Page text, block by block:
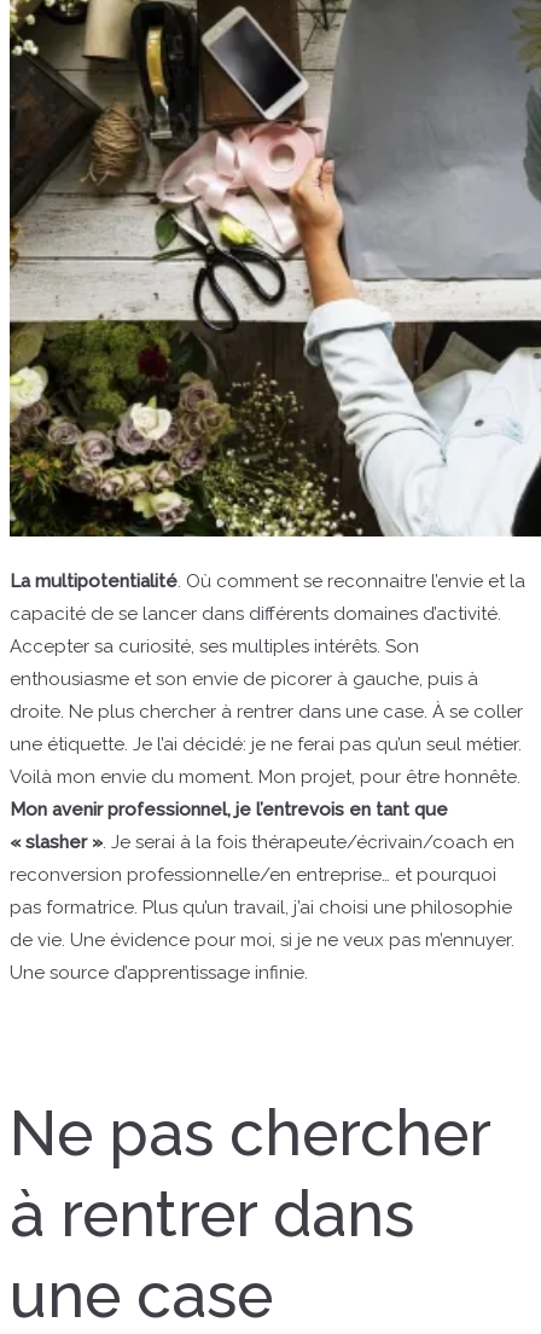
La multipotentialité. Où comment se reconnaitre l’envie et la
capacité de se lancer dans différents domaines d’activité.
Accepter sa curiosité, ses multiples intérêts. Son
enthousiasme et son envie de picorer à gauche, puis à
droite. Ne plus chercher à rentrer dans une case. À se coller
une étiquette. Je l’ai décidé: je ne ferai pas qu’un seul métier.
Voilà mon envie du moment. Mon projet, pour être honnête.
Mon avenir professionnel, je l’entrevois en tant que
« slasher ». Je serai à la fois thérapeute/écrivain/coach en
reconversion professionnelle/en entreprise… et pourquoi
pas formatrice. Plus qu’un travail, j’ai choisi une philosophie
de vie. Une évidence pour moi, si je ne veux pas m’ennuyer.
Une source d’apprentissage infinie.
Ne pas chercher
à rentrer dans
une case